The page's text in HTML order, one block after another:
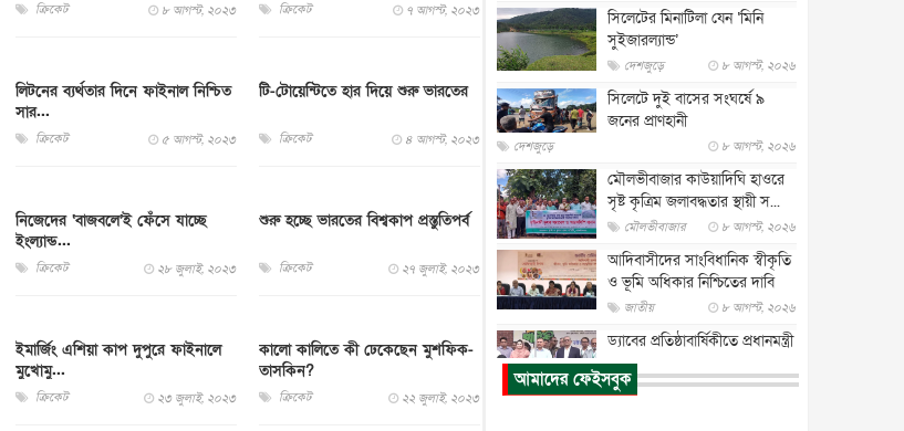
ক্রিকেট ৮ আগস্ট, ২০২৩ ক্রিকেট ৭ আগস্ট, ২০২৩
লিটনের ব্যর্থতার দিনে ফাইনাল নিশ্চিত
সার...
ক্রিকেট ৫ আগস্ট, ২০২৩
টি-টোয়েন্টিতে হার দিয়ে শুরু ভারতের
ক্রিকেট ৪ আগস্ট, ২০২৩
নিজেদের ‘বাজবলে’ই ফেঁসে যাচ্ছে
ইংল্যান্ড...
ক্রিকেট ২৮ জুলাই, ২০২৩
শুরু হচ্ছে ভারতের বিশ্বকাপ প্রস্তুতিপর্ব
ক্রিকেট ২৭ জুলাই, ২০২৩
ইমার্জিং এশিয়া কাপ দুপুরে ফাইনালে
মুখোমু...
ক্রিকেট ২৩ জুলাই, ২০২৩
কালো কালিতে কী ঢেকেছেন মুশফিক-
তাসকিন?
ক্রিকেট ২২ জুলাই, ২০২৩
সিলেটের মিনাটিলা যেন ‘মিনি
সুইজারল্যান্ড’
দেশজুড়ে ৮ আগস্ট, ২০২৬
সিলেটে দুই বাসের সংঘর্ষে ৯
জনের প্রাণহানী
দেশজুড়ে ৮ আগস্ট, ২০২৬
মৌলভীবাজার কাউয়াদিঘি হাওরে
সৃষ্ট কৃত্রিম জলাবদ্ধতার স্থায়ী স...
মৌলভীবাজার ৮ আগস্ট, ২০২৬
আদিবাসীদের সাংবিধানিক স্বীকৃতি
ও ভূমি অধিকার নিশ্চিতের দাবি
জাতীয় ৮ আগস্ট, ২০২৬
ড্যাবের প্রতিষ্ঠাবার্ষিকীতে প্রধানমন্ত্রী
জাতীয়
রাষ্ট্রপতি নির্বাচন : ডাকা হবে
আমাদের ফেইসবুক